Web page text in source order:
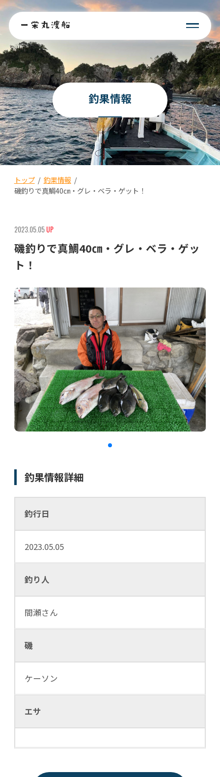
釣果情報
トップ/ 釣果情報 /
磯釣りで真鯛40㎝・グレ・ベラ・ゲット！
2023.05.05UP
磯釣りで真鯛40㎝・グレ・ベラ・ゲッ
ト！
釣果情報詳細
釣行日
2023.05.05
釣り人
間瀬さん
磯
ケーソン
エサ